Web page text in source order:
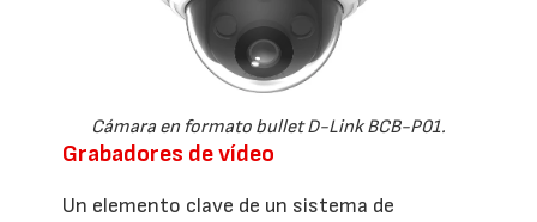
Cámara en formato bullet D-Link BCB-P01.
Grabadores de vídeo
Un elemento clave de un sistema de